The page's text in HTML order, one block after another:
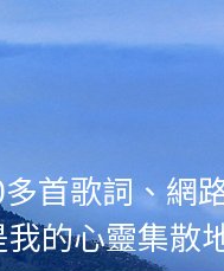
首歌詞、網
的心靈集散